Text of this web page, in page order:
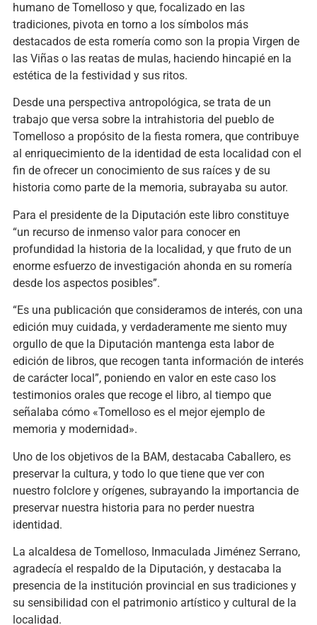
humano de Tomelloso y que, focalizado en las
tradiciones, pivota en torno a los símbolos más
destacados de esta romería como son la propia Virgen de
las Viñas o las reatas de mulas, haciendo hincapié en la
estética de la festividad y sus ritos.
Desde una perspectiva antropológica, se trata de un
trabajo que versa sobre la intrahistoria del pueblo de
Tomelloso a propósito de la fiesta romera, que contribuye
al enriquecimiento de la identidad de esta localidad con el
fin de ofrecer un conocimiento de sus raíces y de su
historia como parte de la memoria, subrayaba su autor.
Para el presidente de la Diputación este libro constituye
“un recurso de inmenso valor para conocer en
profundidad la historia de la localidad, y que fruto de un
enorme esfuerzo de investigación ahonda en su romería
desde los aspectos posibles”.
“Es una publicación que consideramos de interés, con una
edición muy cuidada, y verdaderamente me siento muy
orgullo de que la Diputación mantenga esta labor de
edición de libros, que recogen tanta información de interés
de carácter local”, poniendo en valor en este caso los
testimonios orales que recoge el libro, al tiempo que
señalaba cómo «Tomelloso es el mejor ejemplo de
memoria y modernidad».
Uno de los objetivos de la BAM, destacaba Caballero, es
preservar la cultura, y todo lo que tiene que ver con
nuestro folclore y orígenes, subrayando la importancia de
preservar nuestra historia para no perder nuestra
identidad.
La alcaldesa de Tomelloso, Inmaculada Jiménez Serrano,
agradecía el respaldo de la Diputación, y destacaba la
presencia de la institución provincial en sus tradiciones y
su sensibilidad con el patrimonio artístico y cultural de la
localidad.